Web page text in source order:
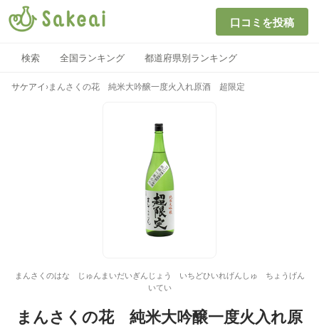
口コミを投稿
検索 全国ランキング 都道府県別ランキング
サケアイ ›まんさくの花 純米大吟醸一度火入れ原酒 超限定
まんさくのはな じゅんまいだいぎんじょう いちどひいれげんしゅ ちょうげん
いてい
まんさくの花 純米大吟醸一度火入れ原